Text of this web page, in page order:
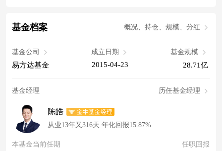
基金档案 概况、持仓、规模、分红
基金公司
易方达基金
成立日期
2015-04-23
基金规模
28.71亿
基金经理 历任基金经理
陈皓
从业13年又316天 年化回报15.87%
本基金当前任期 任职回报